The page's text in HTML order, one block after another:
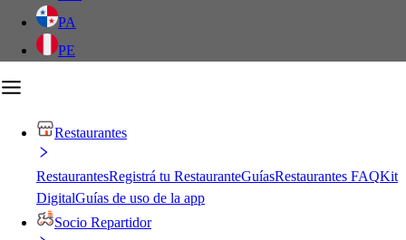
PA
PE
Restaurantes
RestaurantesRegistrá tu RestauranteGuíasRestaurantes FAQKit
DigitalGuías de uso de la app
Socio Repartidor